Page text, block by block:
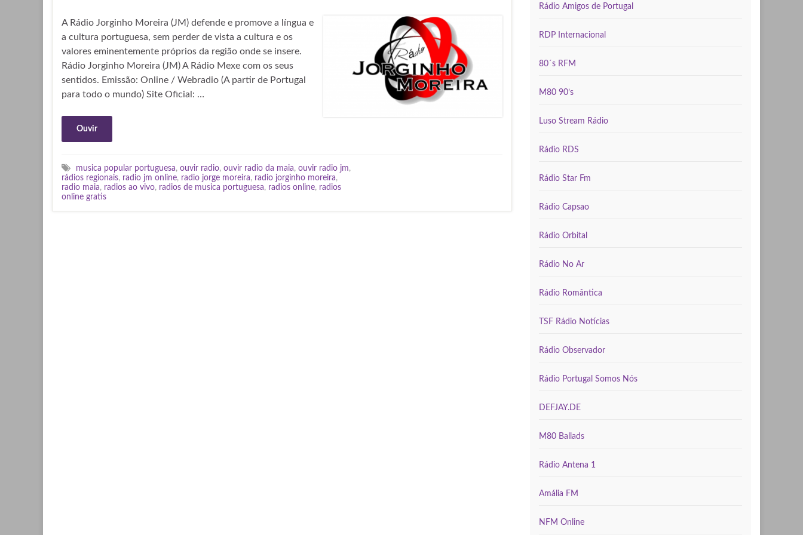
A Rádio Jorginho Moreira (JM) defende e promove a língua e
a cultura portuguesa, sem perder de vista a cultura e os
valores eminentemente próprios da região onde se insere.
Rádio Jorginho Moreira (JM) A Rádio Mexe com os seus
sentidos. Emissão: Online / Webradio (A partir de Portugal
para todo o mundo) Site Oficial: …
Ouvir
musica popular portuguesa, ouvir radio, ouvir radio da maia, ouvir radio jm,
rádios regionais, radio jm online, radio jorge moreira, radio jorginho moreira,
radio maia, radios ao vivo, radios de musica portuguesa, radios online, radios
online gratis
Rádio Amigos de Portugal
RDP Internacional
80´s RFM
M80 90’s
Luso Stream Rádio
Rádio RDS
Rádio Star Fm
Rádio Capsao
Rádio Orbital
Rádio No Ar
Rádio Romântica
TSF Rádio Notícias
Rádio Observador
Rádio Portugal Somos Nós
DEFJAY.DE
M80 Ballads
Rádio Antena 1
Amália FM
NFM Online